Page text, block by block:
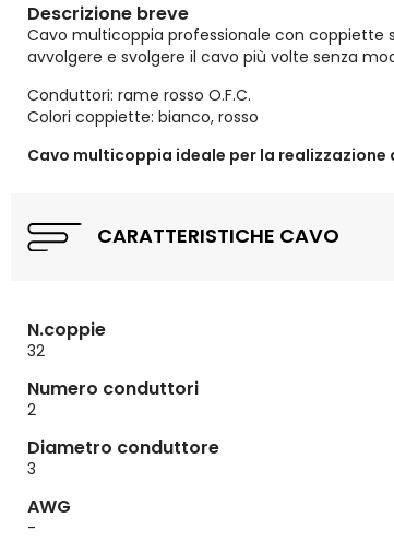
Descrizione breve
Cavo multicoppia professionale con coppiette
avvolgere e svolgere il cavo più volte senza
Conduttori: rame rosso O.F.C.
Colori coppiette: bianco, rosso
Cavo multicoppia ideale per la
CARATTERISTICHE CAVO
N.coppie
32
Numero conduttori
2
Diametro conduttore
3
AWG
-